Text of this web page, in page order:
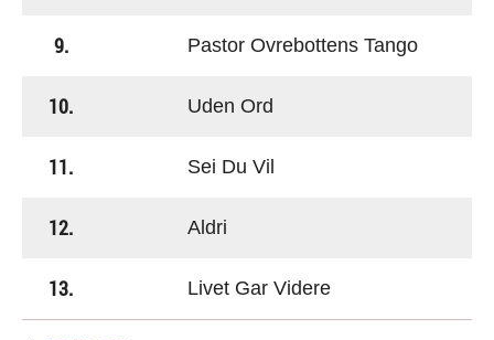
9. Pastor Ovrebottens Tango
10. Uden Ord
11. Sei Du Vil
12. Aldri
13. Livet Gar Videre